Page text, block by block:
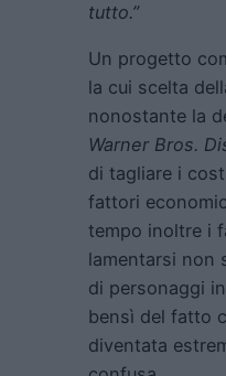
tutto.”
Un progetto
la cui scelta
nonostante la
Warner Bros.
di tagliare i
fattori
tempo inoltre i
lamentarsi non
di personaggi
bensì del fatto
diventata